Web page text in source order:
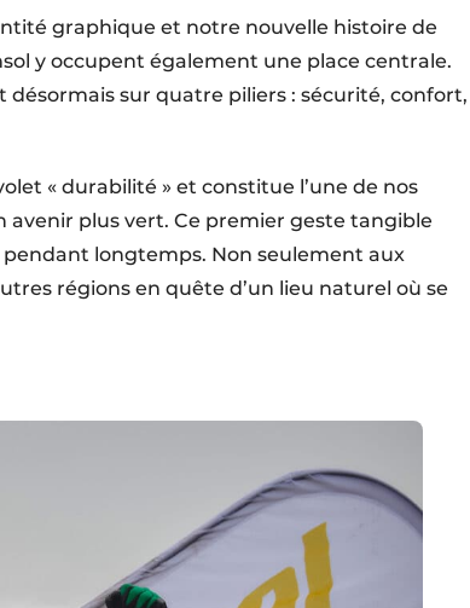
graphique et notre nouvelle histoire de
y occupent également une place centrale.
sur quatre piliers : sécurité, confort,
« durabilité » et constitue l’une de nos
plus vert. Ce premier geste tangible
longtemps. Non seulement aux
régions en quête d’un lieu naturel où se